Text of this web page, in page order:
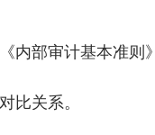
内部审计基本准则
比关系。